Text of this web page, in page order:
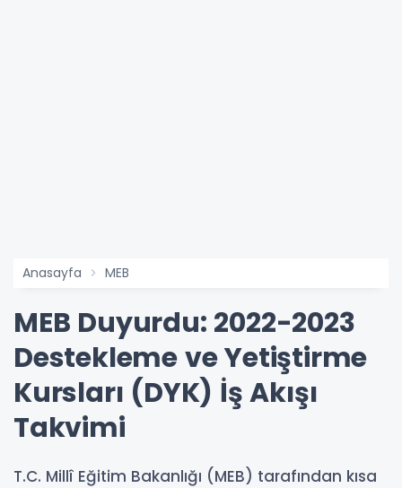
Anasayfa MEB
MEB Duyurdu: 2022-2023
Destekleme ve Yetiştirme
Kursları (DYK) İş Akışı
Takvimi
T.C. Millî Eğitim Bakanlığı (MEB) tarafından kısa